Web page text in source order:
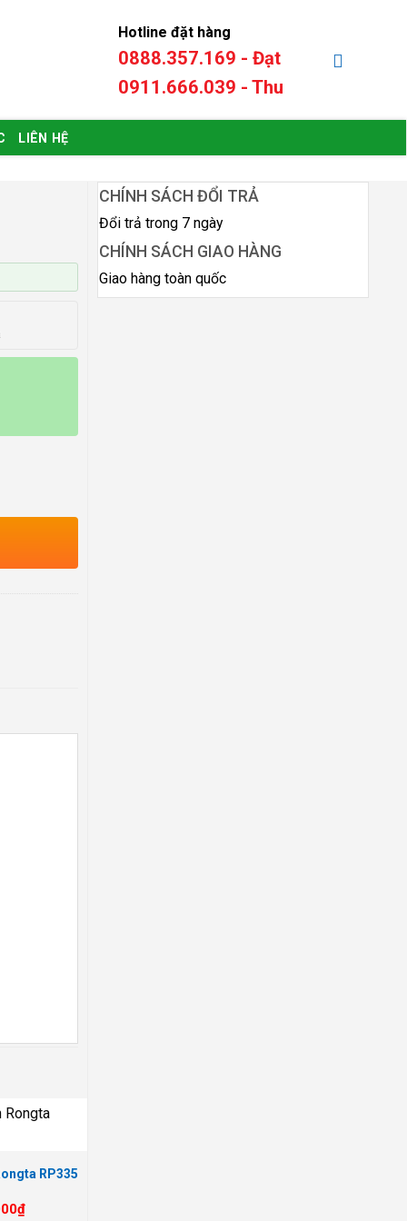
Hotline đặt hàng
0888.357.169 - Đạt
0911.666.039 - Thu
LIÊN HỆ
RP335
₫
CHÍNH SÁCH ĐỔI TRẢ
Đổi trả trong 7 ngày
CHÍNH SÁCH GIAO HÀNG
Giao hàng toàn quốc